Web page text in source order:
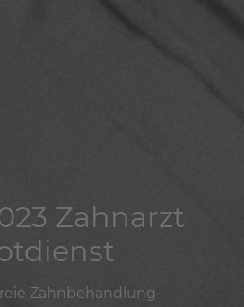
Zahnarzt
Zahnbehandlung
Zahnarzt
Zahnbehandlung
Zahnarzt
Zahnbehandlung